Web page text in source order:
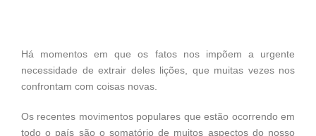
Há momentos em que os fatos nos impõem a urgente
necessidade de extrair deles lições, que muitas vezes nos
confrontam com coisas novas.
Os recentes movimentos populares que estão ocorrendo em
todo o país são o somatório de muitos aspectos do nosso